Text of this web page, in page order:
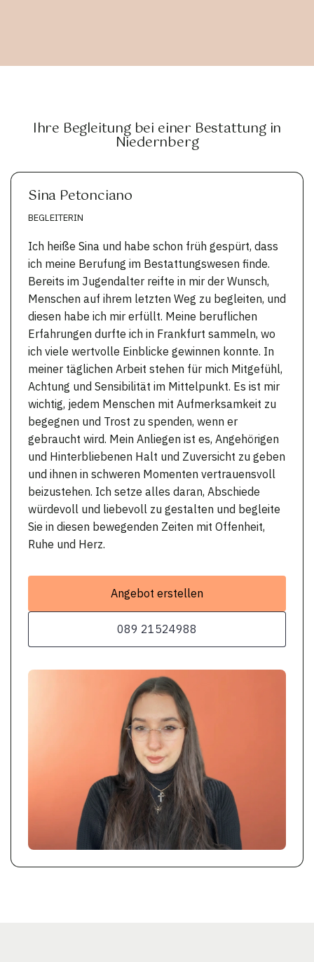
Ihre Begleitung bei einer Bestattung in
Niedernberg
Sina Petonciano
BEGLEITERIN
Ich heiße Sina und habe schon früh gespürt, dass
ich meine Berufung im Bestattungswesen finde.
Bereits im Jugendalter reifte in mir der Wunsch,
Menschen auf ihrem letzten Weg zu begleiten, und
diesen habe ich mir erfüllt. Meine beruflichen
Erfahrungen durfte ich in Frankfurt sammeln, wo
ich viele wertvolle Einblicke gewinnen konnte. In
meiner täglichen Arbeit stehen für mich Mitgefühl,
Achtung und Sensibilität im Mittelpunkt. Es ist mir
wichtig, jedem Menschen mit Aufmerksamkeit zu
begegnen und Trost zu spenden, wenn er
gebraucht wird. Mein Anliegen ist es, Angehörigen
und Hinterbliebenen Halt und Zuversicht zu geben
und ihnen in schweren Momenten vertrauensvoll
beizustehen. Ich setze alles daran, Abschiede
würdevoll und liebevoll zu gestalten und begleite
Sie in diesen bewegenden Zeiten mit Offenheit,
Ruhe und Herz.
Angebot erstellen
089 21524988